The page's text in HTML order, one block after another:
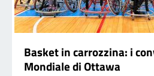
Basket in carrozzina: i
Mondiale di Ottawa